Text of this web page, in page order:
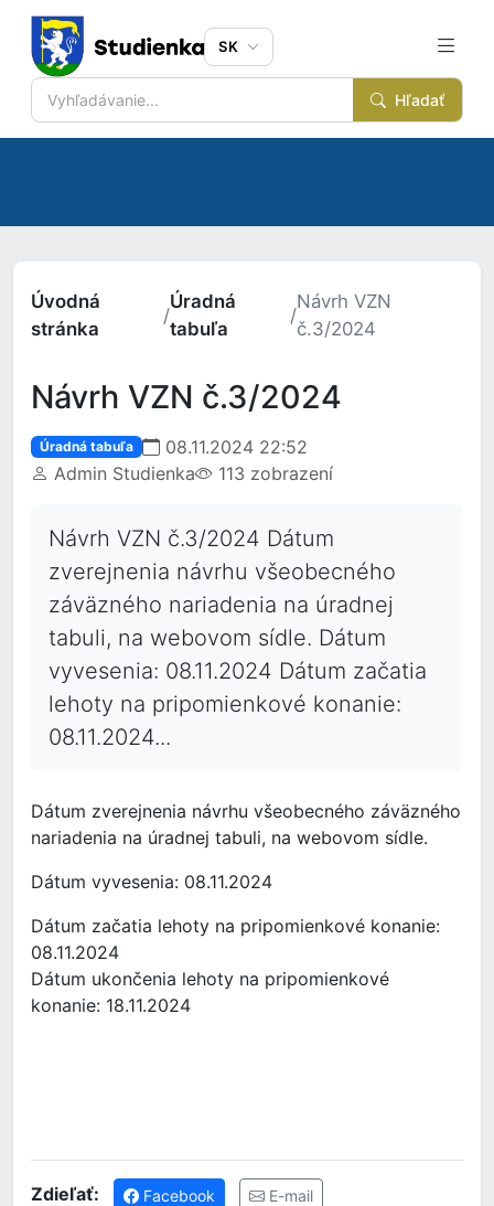
Hľadať
SK
Úvodná
stránka
/
Úradná
tabuľa
/
Návrh VZN
č.3/2024
Návrh VZN č.3/2024
Úradná tabuľa
08.11.2024 22:52
Admin Studienka
113 zobrazení
Návrh VZN č.3/2024 Dátum
zverejnenia návrhu všeobecného
záväzného nariadenia na úradnej
tabuli, na webovom sídle. Dátum
vyvesenia: 08.11.2024 Dátum začatia
lehoty na pripomienkové konanie:
08.11.2024...
Dátum zverejnenia návrhu všeobecného záväzného
nariadenia na úradnej tabuli, na webovom sídle.
Dátum vyvesenia: 08.11.2024
Dátum začatia lehoty na pripomienkové konanie:
08.11.2024
Dátum ukončenia lehoty na pripomienkové
konanie: 18.11.2024
Zdieľať: Facebook E-mail